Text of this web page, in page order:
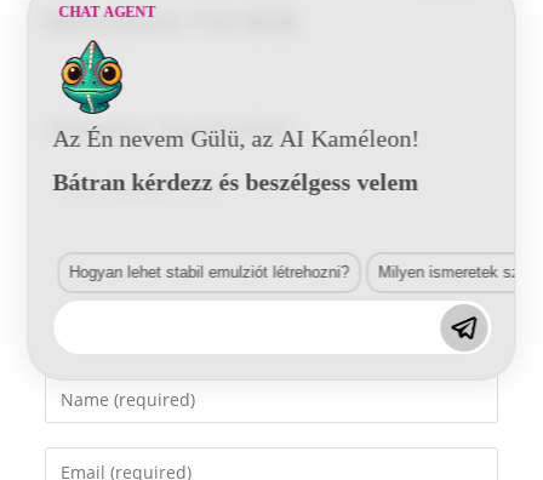
Mitsubishi T43 BSB
Vélemény, hozzászólás?
Comment
Enter
your
name
Enter
CHAT AGENT
Az Én nevem Gülü, az AI Kaméleon!
Bátran kérdezz és beszélgess velem
Hogyan lehet stabil emulziót létrehozni? Milyen ismeretek